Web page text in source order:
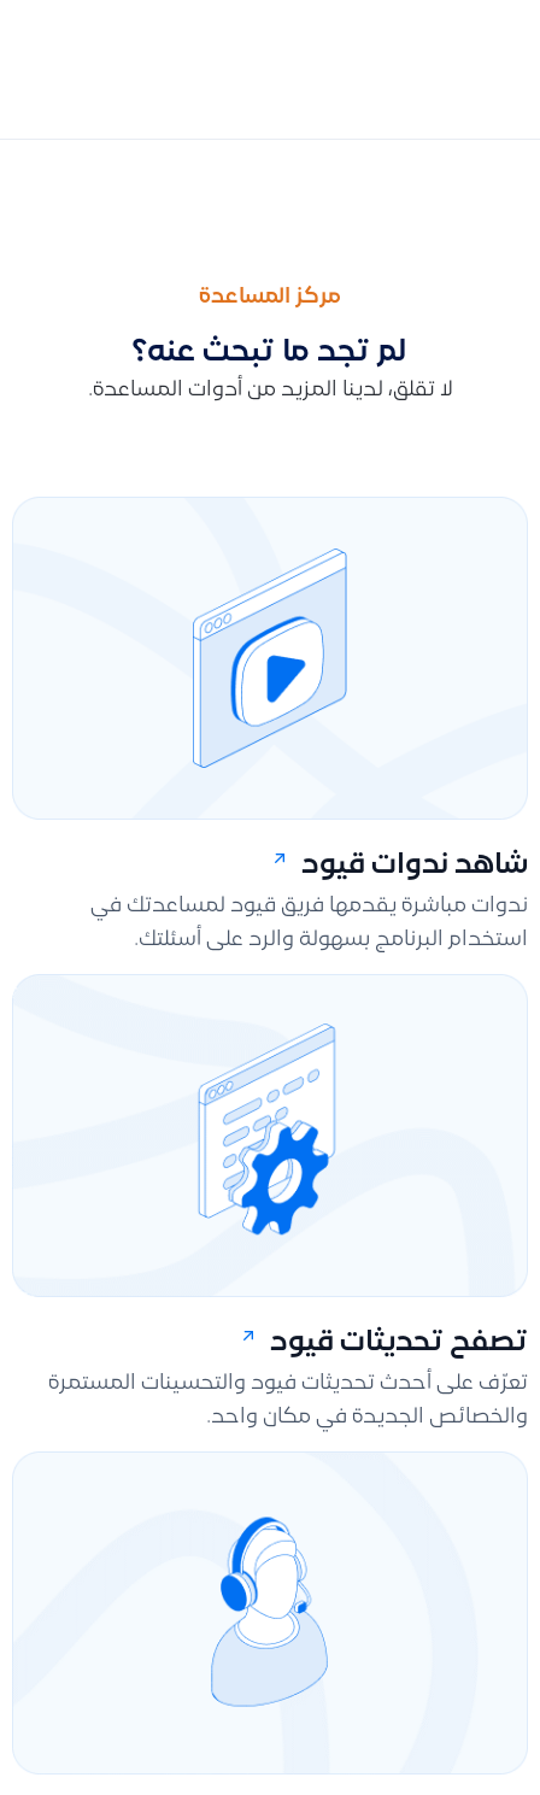
مركز المساعدة
لم تجد ما تبحث عنه؟
لا تقلق، لدينا المزيد من أدوات المساعدة.
شاهد ندوات قيود
ندوات مباشرة يقدمها فريق قيود لمساعدتك في
استخدام البرنامج بسهولة والرد على أسئلتك.
تصفح تحديثات قيود
تعرّف على أحدث تحديثات فيود والتحسينات المستمرة
والخصائص الجديدة في مكان واحد.